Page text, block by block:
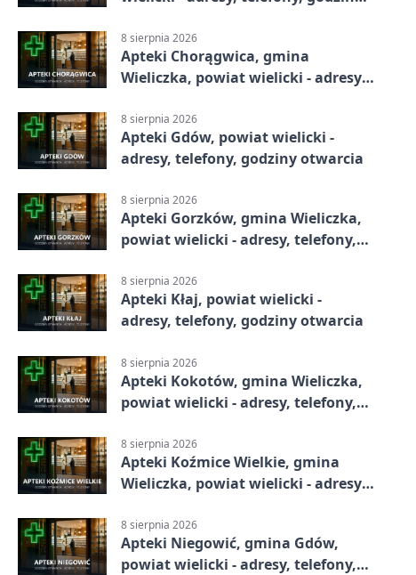
8 sierpnia 2026
Apteki Chorągwica, gmina
Wieliczka, powiat wielicki - adresy,
8 sierpnia 2026
Apteki Gdów, powiat wielicki -
adresy, telefony, godziny otwarcia
8 sierpnia 2026
Apteki Gorzków, gmina Wieliczka,
powiat wielicki - adresy, telefony,
8 sierpnia 2026
Apteki Kłaj, powiat wielicki -
adresy, telefony, godziny otwarcia
8 sierpnia 2026
Apteki Kokotów, gmina Wieliczka,
powiat wielicki - adresy, telefony,
8 sierpnia 2026
Apteki Koźmice Wielkie, gmina
Wieliczka, powiat wielicki - adresy,
8 sierpnia 2026
Apteki Niegowić, gmina Gdów,
powiat wielicki - adresy, telefony,